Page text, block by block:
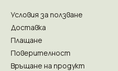
Условия за ползване
Доставка
Плащане
Поверителност
Връщане на продукт